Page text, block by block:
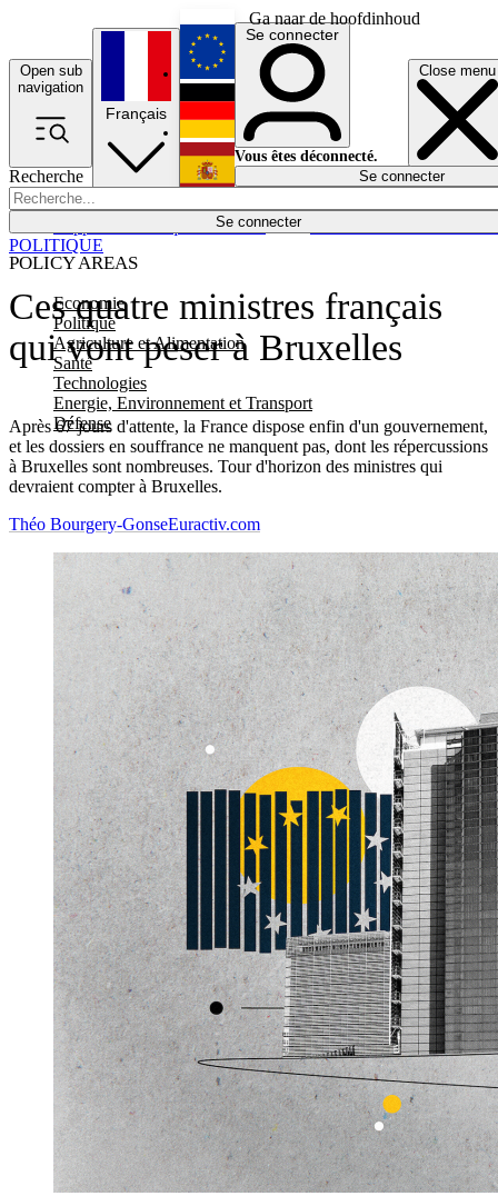
Ga naar de hoofdinhoud
Open sub
navigation
Close menu
Recherche
Se connecter
POLICY AREAS
Economie
Politique
Agriculture et Alimentation
Santé
Technologies
Energie, Environnement et Transport
Défense
Économie
Français
English
Deutsch
Español
Se connecter
Vous êtes déconnecté.
Se connecter
Ces quatre ministres français
qui vont peser à Bruxelles
Après 67 jours d'attente, la France dispose enfin d'un gouvernement,
et les dossiers en souffrance ne manquent pas, dont les répercussions
à Bruxelles sont nombreuses. Tour d'horizon des ministres qui
devraient compter à Bruxelles.
POLITIQUE
Théo Bourgery-GonseEuractiv.com